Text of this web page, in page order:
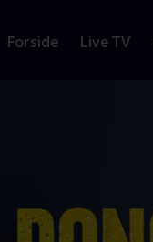
Forside Live TV